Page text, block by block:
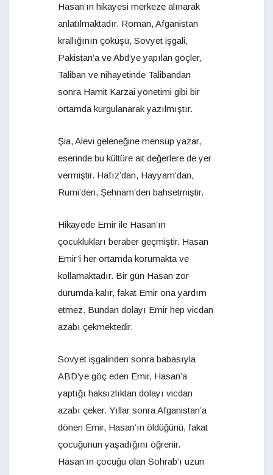
Hasan’ın hikayesi merkeze alınarak
anlatılmaktadır. Roman, Afganistan
krallığının çöküşü, Sovyet işgali,
Pakistan’a ve Abd’ye yapılan göçler,
Taliban ve nihayetinde Talibandan
sonra Hamit Karzai yönetimi gibi bir
ortamda kurgulanarak yazılmıştır.
Şia, Alevi geleneğine mensup yazar,
eserinde bu kültüre ait değerlere de yer
vermiştir. Hafız’dan, Hayyam’dan,
Rumi’den, Şehnam’den bahsetmiştir.
Hikayede Emir ile Hasan’ın
çocuklukları beraber geçmiştir. Hasan
Emir’i her ortamda korumakta ve
kollamaktadır. Bir gün Hasan zor
durumda kalır, fakat Emir ona yardım
etmez. Bundan dolayı Emir hep vicdan
azabı çekmektedir.
Sovyet işgalinden sonra babasıyla
ABD’ye göç eden Emir, Hasan’a
yaptığı haksızlıktan dolayı vicdan
azabı çeker. Yıllar sonra Afganistan’a
dönen Emir, Hasan’ın öldüğünü, fakat
çocuğunun yaşadığını öğrenir.
Hasan’ın çocuğu olan Sohrab’ı uzun